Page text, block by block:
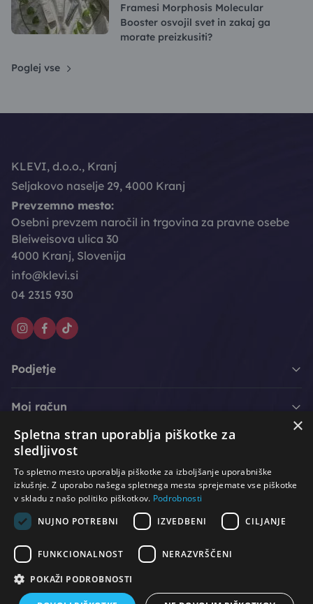
Framesi Morphosis Molecular
Booster osvojil svet in zakaj ga
morate preizkusiti?
Poglej vse
KLEVI, d.o.o., Kranj
Seljakovo naselje 29, 4000 Kranj
Prevzemno mesto:
Osebni prevzem naročil in trgovina za pravne osebe
Bleiweisova ulica 30
4000 Kranj, Slovenija
info@klevi.si
04 2315 930
Podjetje
Moj račun
Podpora strankam
Lasje & nega las / Roke & nohti / Orodje - kozmetično
Noge & pedikura / Obraz & telo / Depilacijski izdelki /
Oprema za salone Čistoča & zaščita Ostalo
© Vse pravice pridržane. Produkcija:PNV d.o.o.
×
Spletna stran uporablja piškotke za
sledljivost
To spletno mesto uporablja piškotke za izboljšanje uporabniške
izkušnje. Z uporabo našega spletnega mesta sprejemate vse piškotke
v skladu z našo politiko piškotkov. Podrobnosti
NUJNO POTREBNI
IZVEDBENI CILJANJE
FUNKCIONALNOST NERAZVRŠČENI
POKAŽI PODROBNOSTI